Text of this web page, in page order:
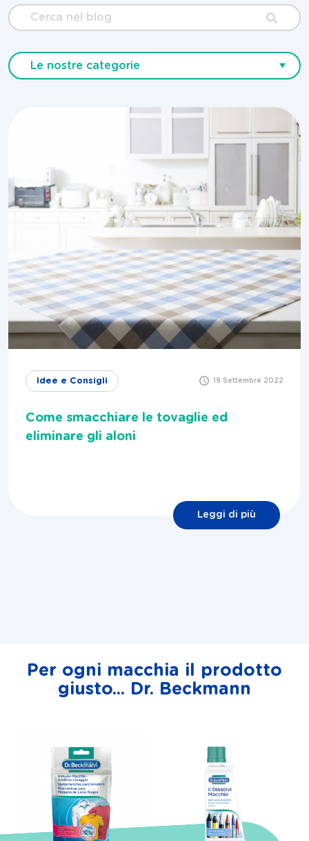
Cerca
nel
Le nostre categorie
Idee e Consigli 19 Settembre 2022
Come smacchiare le tovaglie ed
eliminare gli aloni
Leggi di più
Per ogni macchia il prodotto
giusto... Dr. Beckmann